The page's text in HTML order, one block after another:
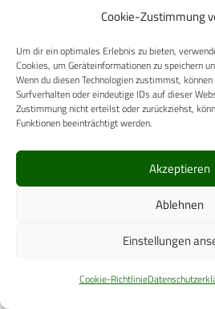
Cookie-Zustimmung
Um dir ein optimales Erlebnis zu bieten,
Cookies, um Geräteinformationen zu speichern
Wenn du diesen Technologien zustimmst,
Surfverhalten oder eindeutige IDs auf dieser
Zustimmung nicht erteilst oder zurückziehst,
Funktionen beeinträchtigt werden.
Akzeptieren
Ablehnen
Einstellungen
Cookie-Richtlinie
Überschneidungen der
Die Bewertung der einzelnen
Teilnehmer im Rahmen der
reges Interesse an und eine hohe
Teilnehmer mit den behandelten
Themenblöcken. Auch Soldaten, die
mehrfach an Auslandseinsätzen der
teilgenommen hatten, gaben an,
Umsetzung als zufriedenstellend